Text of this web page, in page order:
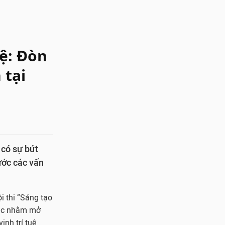
Đòn
tại
sự bứt
các vấn
thi “Sáng tạo
nhằm mở
trí tuệ